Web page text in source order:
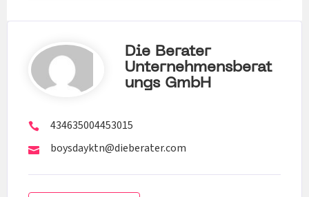
Die Berater
Unternehmensberat
Ungs GmbH
434635004453015
boysdayktn@dieberater.com